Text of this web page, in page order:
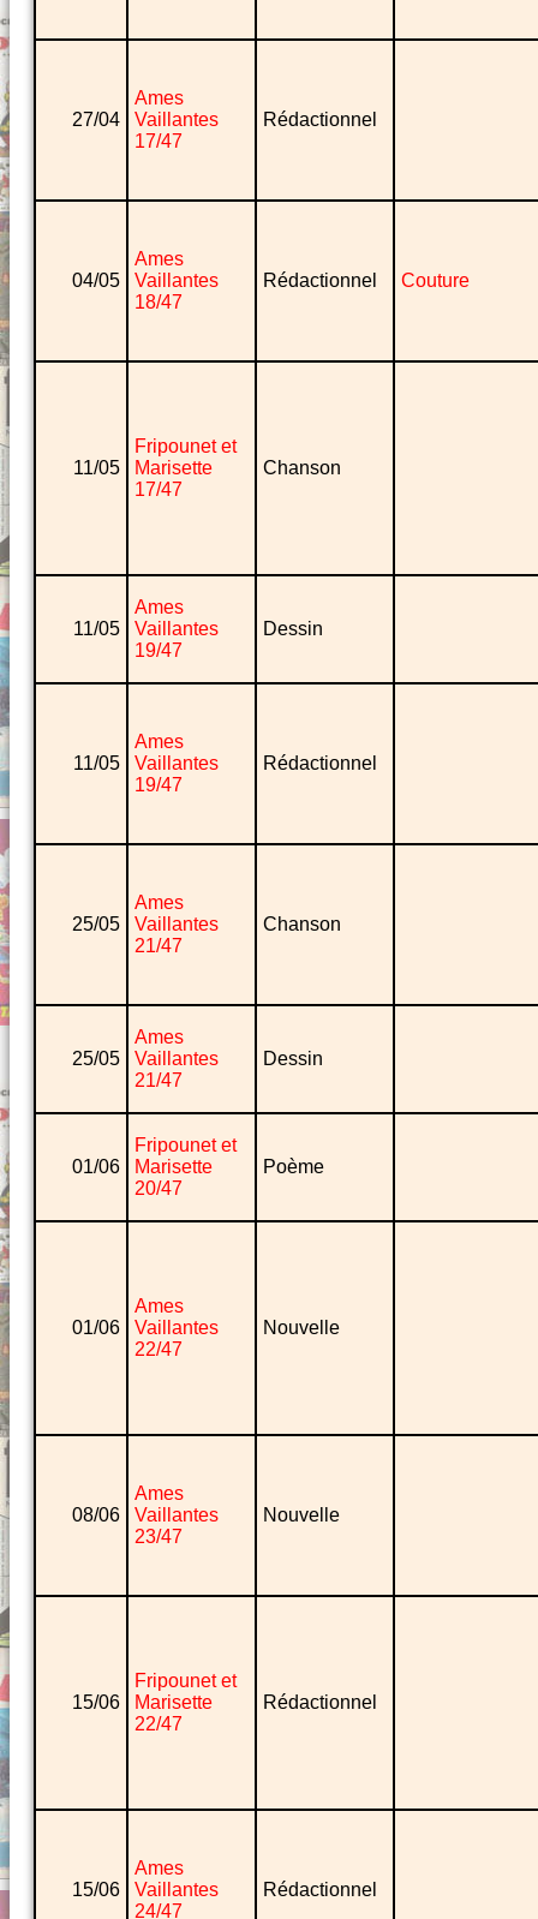
27/04
Ames
Vaillantes
17/47
Rédactionnel
04/05
Ames
Vaillantes
18/47
Rédactionnel Couture
11/05
Fripounet et
Marisette
17/47
Chanson
11/05
Ames
Vaillantes
19/47
Dessin
11/05
Ames
Vaillantes
19/47
Rédactionnel
25/05
Ames
Vaillantes
21/47
Chanson
25/05
Ames
Vaillantes
21/47
Dessin
01/06
Fripounet et
Marisette
20/47
Poème
01/06
Ames
Vaillantes
22/47
Nouvelle
08/06
Ames
Vaillantes
23/47
Nouvelle
15/06
Fripounet et
Marisette
22/47
Rédactionnel
15/06
Ames
Vaillantes
24/47
Rédactionnel